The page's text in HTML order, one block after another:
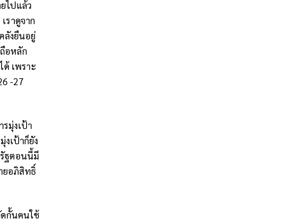
ไปแล้ว
ราดูจาก
ลังยืนอยู่
อหลัก
เพราะ
-27
มุ่งเป้า
เป้าก็ยัง
รัฐตอนนี้มี
ยอภิสิทธิ์
ดกั้นคนใช้